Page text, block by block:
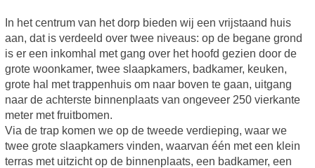
In het centrum van het dorp bieden wij een vrijstaand huis
aan, dat is verdeeld over twee niveaus: op de begane grond
is er een inkomhal met gang over het hoofd gezien door de
grote woonkamer, twee slaapkamers, badkamer, keuken,
grote hal met trappenhuis om naar boven te gaan, uitgang
naar de achterste binnenplaats van ongeveer 250 vierkante
meter met fruitbomen.
Via de trap komen we op de tweede verdieping, waar we
twee grote slaapkamers vinden, waarvan één met een klein
terras met uitzicht op de binnenplaats, een badkamer, een